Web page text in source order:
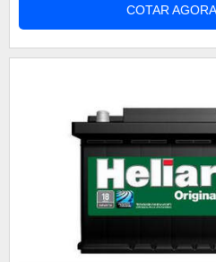
células eletroquímicas
trabalham em série de 2
COTAR AGORA